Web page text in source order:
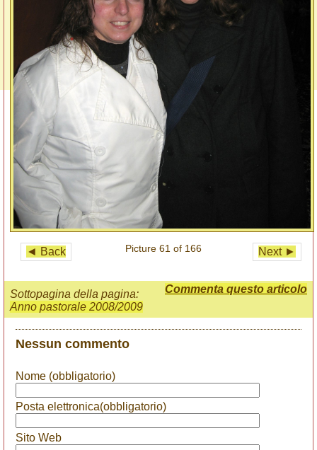
◄ Back Next ►
Picture 61 of 166
Commenta questo articolo
Sottopagina della pagina:
Anno pastorale 2008/2009
Nessun commento
Nome (obbligatorio)
Posta elettronica(obbligatorio)
Sito Web